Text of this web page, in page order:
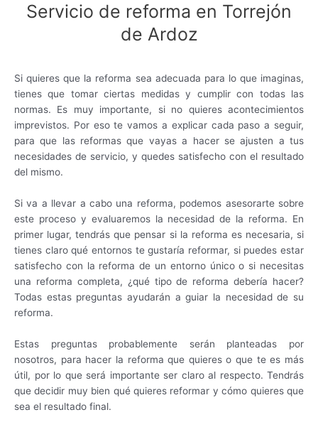
Servicio de reforma en Torrejón
de Ardoz
Si quieres que la reforma sea adecuada para lo que imaginas,
tienes que tomar ciertas medidas y cumplir con todas las
normas. Es muy importante, si no quieres acontecimientos
imprevistos. Por eso te vamos a explicar cada paso a seguir,
para que las reformas que vayas a hacer se ajusten a tus
necesidades de servicio, y quedes satisfecho con el resultado
del mismo.
Si va a llevar a cabo una reforma, podemos asesorarte sobre
este proceso y evaluaremos la necesidad de la reforma. En
primer lugar, tendrás que pensar si la reforma es necesaria, si
tienes claro qué entornos te gustaría reformar, si puedes estar
satisfecho con la reforma de un entorno único o si necesitas
una reforma completa, ¿qué tipo de reforma debería hacer?
Todas estas preguntas ayudarán a guiar la necesidad de su
reforma.
Estas preguntas probablemente serán planteadas por
nosotros, para hacer la reforma que quieres o que te es más
útil, por lo que será importante ser claro al respecto. Tendrás
que decidir muy bien qué quieres reformar y cómo quieres que
sea el resultado final.